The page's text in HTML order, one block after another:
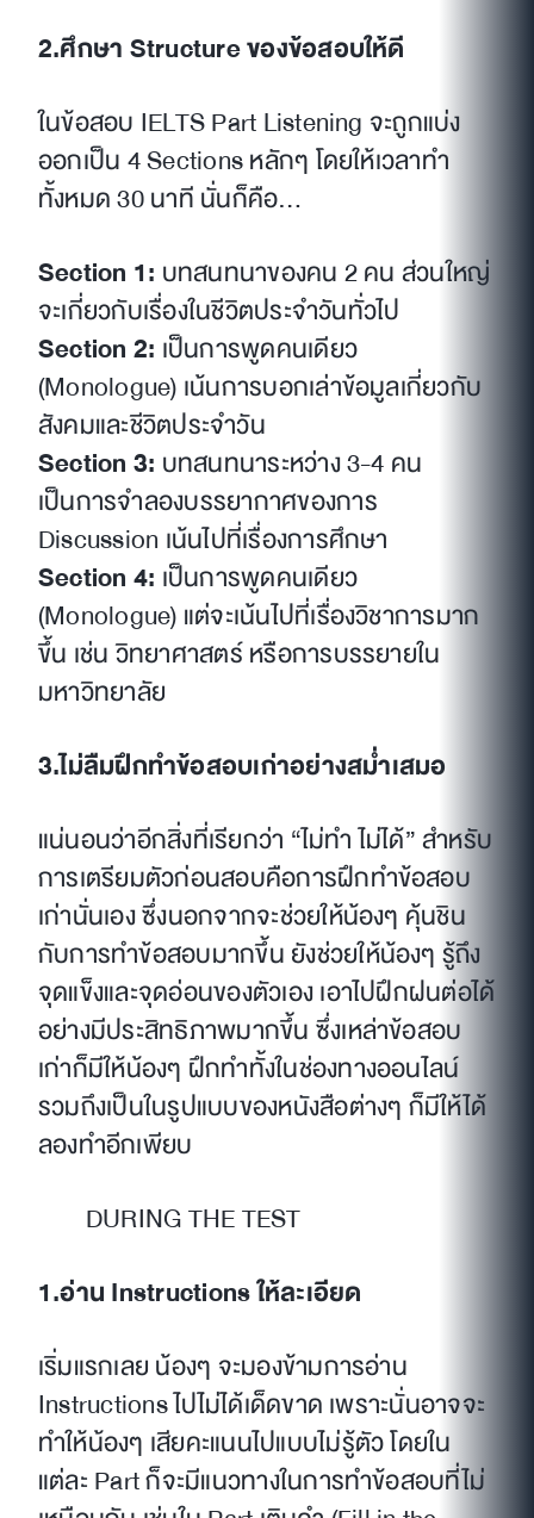
2.ศึกษา Structure ของข้อสอบให้ดี
ในข้อสอบ IELTS Part Listening จะถูกแบ่ง
ออกเป็น 4 Sections หลักๆ โดยให้เวลาทำ
ทั้งหมด 30 นาที นั่นก็คือ…
Section 1: บทสนทนาของคน 2 คน ส่วนใหญ่
จะเกี่ยวกับเรื่องในชีวิตประจำวันทั่วไป
Section 2: เป็นการพูดคนเดียว
(Monologue) เน้นการบอกเล่าข้อมูลเกี่ยวกับ
สังคมและชีวิตประจำวัน
Section 3: บทสนทนาระหว่าง 3-4 คน
เป็นการจำลองบรรยากาศของการ
Discussion เน้นไปที่เรื่องการศึกษา
Section 4: เป็นการพูดคนเดียว
(Monologue) แต่จะเน้นไปที่เรื่องวิชาการมาก
ขึ้น เช่น วิทยาศาสตร์ หรือการบรรยายใน
มหาวิทยาลัย
3.ไม่ลืมฝึกทำข้อสอบเก่าอย่างสม่ำเสมอ
แน่นอนว่าอีกสิ่งที่เรียกว่า “ไม่ทำ ไม่ได้” สำหรับ
การเตรียมตัวก่อนสอบคือการฝึกทำข้อสอบ
เก่านั่นเอง ซึ่งนอกจากจะช่วยให้น้องๆ คุ้นชิน
กับการทำข้อสอบมากขึ้น ยังช่วยให้น้องๆ รู้ถึง
จุดแข็งและจุดอ่อนของตัวเอง เอาไปฝึกฝนต่อได้
อย่างมีประสิทธิภาพมากขึ้น ซึ่งเหล่าข้อสอบ
เก่าก็มีให้น้องๆ ฝึกทำทั้งในช่องทางออนไลน์
รวมถึงเป็นในรูปแบบของหนังสือต่างๆ ก็มีให้ได้
ลองทำอีกเพียบ
DURING THE TEST
1.อ่าน Instructions ให้ละเอียด
เริ่มแรกเลย น้องๆ จะมองข้ามการอ่าน
Instructions ไปไม่ได้เด็ดขาด เพราะนั่นอาจจะ
ทำให้น้องๆ เสียคะแนนไปแบบไม่รู้ตัว โดยใน
แต่ละ Part ก็จะมีแนวทางในการทำข้อสอบที่ไม่